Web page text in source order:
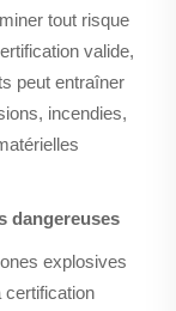
tout risque
valide,
peut entraîner
incendies,
dangereuses
explosives
certification